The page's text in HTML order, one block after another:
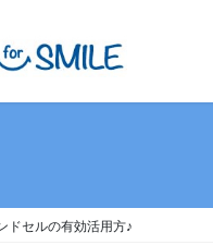
ドセルの有効活用方♪